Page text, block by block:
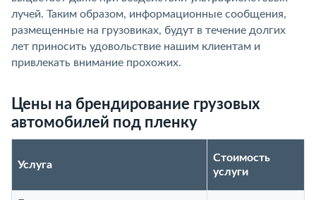
лучей. Таким образом, информационные сообщения,
размещенные на грузовиках, будут в течение долгих
лет приносить удовольствие нашим клиентам и
привлекать внимание прохожих.
Цены на брендирование грузовых
автомобилей под пленку
Услуга
Стоимость
услуги